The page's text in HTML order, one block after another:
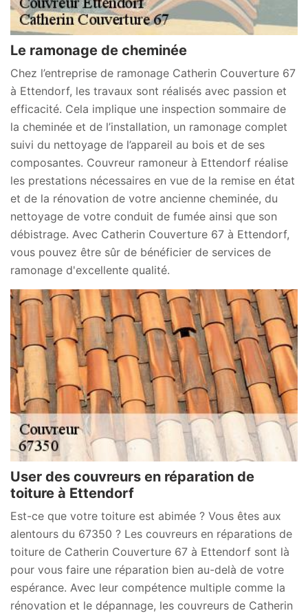
Le ramonage de cheminée
Chez l’entreprise de ramonage Catherin Couverture 67
à Ettendorf, les travaux sont réalisés avec passion et
efficacité. Cela implique une inspection sommaire de
la cheminée et de l’installation, un ramonage complet
suivi du nettoyage de l’appareil au bois et de ses
composantes. Couvreur ramoneur à Ettendorf réalise
les prestations nécessaires en vue de la remise en état
et de la rénovation de votre ancienne cheminée, du
nettoyage de votre conduit de fumée ainsi que son
débistrage. Avec Catherin Couverture 67 à Ettendorf,
vous pouvez être sûr de bénéficier de services de
ramonage d'excellente qualité.
User des couvreurs en réparation de
toiture à Ettendorf
Est-ce que votre toiture est abimée ? Vous êtes aux
alentours du 67350 ? Les couvreurs en réparations de
toiture de Catherin Couverture 67 à Ettendorf sont là
pour vous faire une réparation bien au-delà de votre
espérance. Avec leur compétence multiple comme la
rénovation et le dépannage, les couvreurs de Catherin